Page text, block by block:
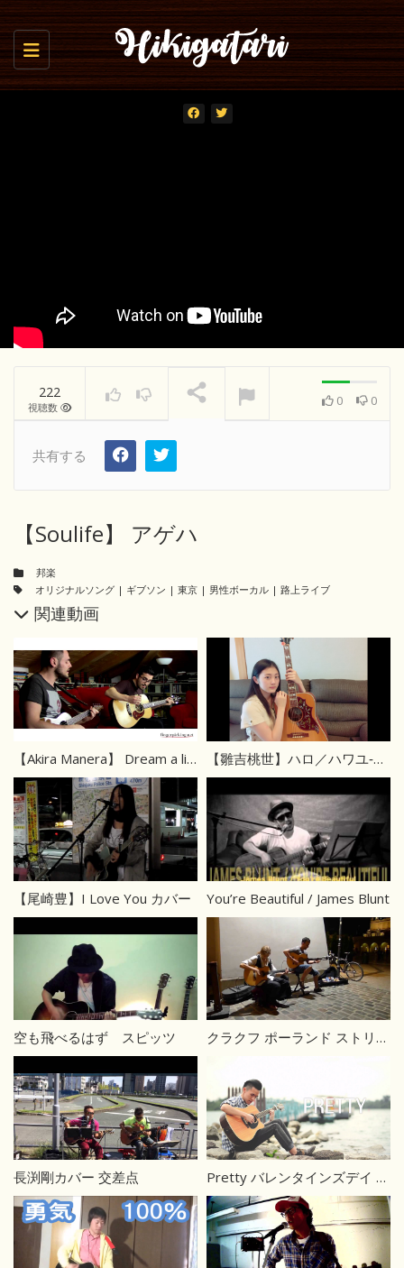
Toggle navigation
222
視聴数 0 0
共有する
【Soulife】 アゲハ
邦楽
オリジナルソング | ギブソン | 東京 | 男性ボーカル | 路上ライブ
関連動画
【Akira Manera】 Dream a little dream of me 【ウクレレ】 【雛吉桃世】ハロ／ハワユ‐ナノウ‐ カバー
【尾崎豊】I Love You カバー You’re Beautiful / James Blunt
空も飛べるはず スピッツ クラクフ ポーランド ストリートライブ
長渕剛カバー 交差点 Pretty バレンタインズデイ オリジナル曲